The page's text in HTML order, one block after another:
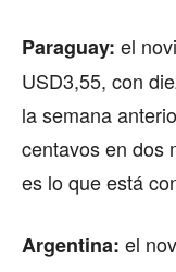
Paraguay: el
USD3,55, con
la semana
centavos en dos
es lo que está
Argentina: el